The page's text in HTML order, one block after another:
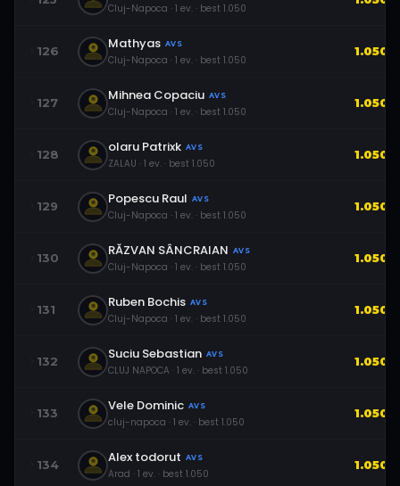
Cluj-Napoca · 1 ev. · best 1.050
126 Mathyas AVS
Cluj-Napoca · 1 ev. · best 1.050
1.050
127 Mihnea Copaciu AVS
Cluj-Napoca · 1 ev. · best 1.050
1.050
128 olaru Patrixk AVS
ZALAU · 1 ev. · best 1.050
1.050
129 Popescu Raul AVS
Cluj-Napoca · 1 ev. · best 1.050
1.050
130 RĂZVAN SÂNCRAIAN AVS
Cluj-Napoca · 1 ev. · best 1.050
1.050
131 Ruben Bochis AVS
Cluj-Napoca · 1 ev. · best 1.050
1.050
132 Suciu Sebastian AVS
CLUJ NAPOCA · 1 ev. · best 1.050
1.050
133 Vele Dominic AVS
cluj-napoca · 1 ev. · best 1.050
1.050
134 Alex todorut AVS
Arad · 1 ev. · best 1.050
1.050